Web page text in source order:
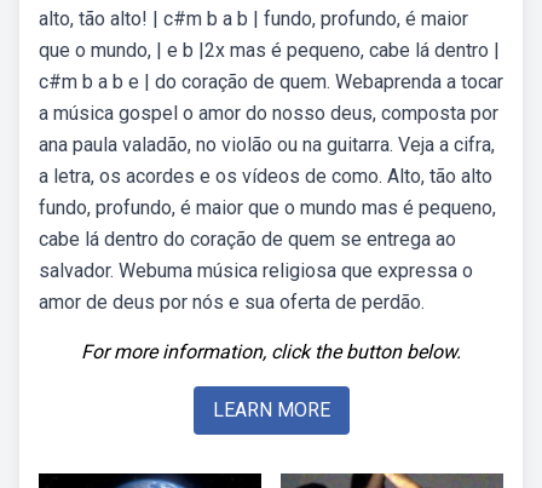
alto, tão alto! | c#m b a b | fundo, profundo, é maior
que o mundo, | e b |2x mas é pequeno, cabe lá dentro |
c#m b a b e | do coração de quem. Webaprenda a tocar
a música gospel o amor do nosso deus, composta por
ana paula valadão, no violão ou na guitarra. Veja a cifra,
a letra, os acordes e os vídeos de como. Alto, tão alto
fundo, profundo, é maior que o mundo mas é pequeno,
cabe lá dentro do coração de quem se entrega ao
salvador. Webuma música religiosa que expressa o
amor de deus por nós e sua oferta de perdão.
For more information, click the button below.
LEARN MORE